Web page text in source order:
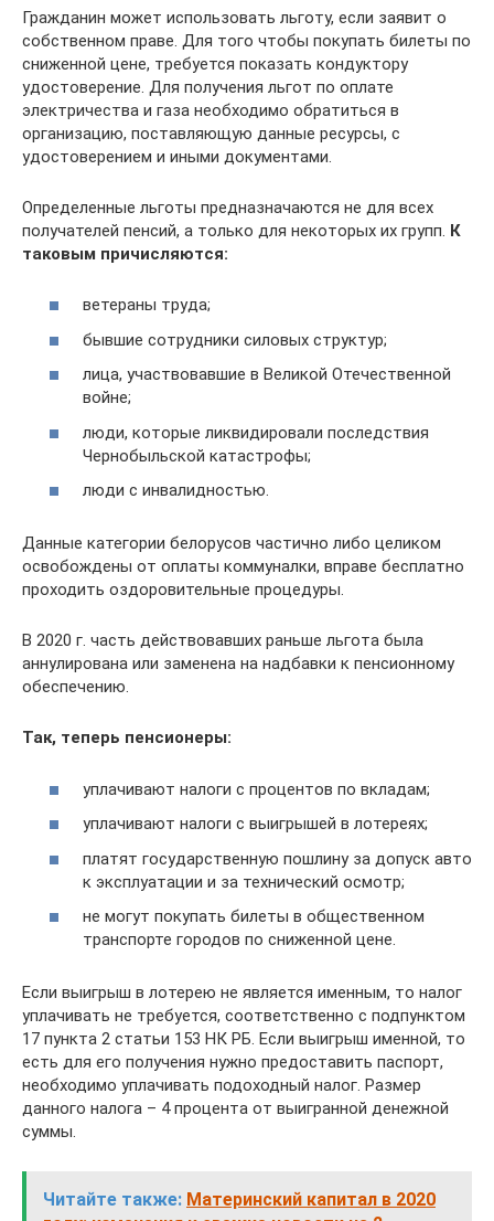
Гражданин может использовать льготу, если заявит о
собственном праве. Для того чтобы покупать билеты по
сниженной цене, требуется показать кондуктору
удостоверение. Для получения льгот по оплате
электричества и газа необходимо обратиться в
организацию, поставляющую данные ресурсы, с
удостоверением и иными документами.
Определенные льготы предназначаются не для всех
получателей пенсий, а только для некоторых их групп. К
таковым причисляются:
ветераны труда;
бывшие сотрудники силовых структур;
лица, участвовавшие в Великой Отечественной
войне;
люди, которые ликвидировали последствия
Чернобыльской катастрофы;
люди с инвалидностью.
Данные категории белорусов частично либо целиком
освобождены от оплаты коммуналки, вправе бесплатно
проходить оздоровительные процедуры.
В 2020 г. часть действовавших раньше льгота была
аннулирована или заменена на надбавки к пенсионному
обеспечению.
Так, теперь пенсионеры:
уплачивают налоги с процентов по вкладам;
уплачивают налоги с выигрышей в лотереях;
платят государственную пошлину за допуск авто
к эксплуатации и за технический осмотр;
не могут покупать билеты в общественном
транспорте городов по сниженной цене.
Если выигрыш в лотерею не является именным, то налог
уплачивать не требуется, соответственно с подпунктом
17 пункта 2 статьи 153 НК РБ. Если выигрыш именной, то
есть для его получения нужно предоставить паспорт,
необходимо уплачивать подоходный налог. Размер
данного налога – 4 процента от выигранной денежной
суммы.
Читайте также: Материнский капитал в 2020